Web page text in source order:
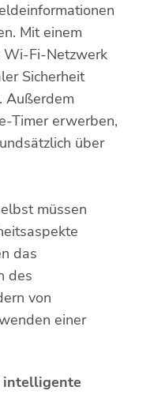
Mit einem
Wi-Fi-Netzwerk
Sicherheit
Außerdem
Timer erwerben,
über
müssen
das
des
von
einer
intelligente